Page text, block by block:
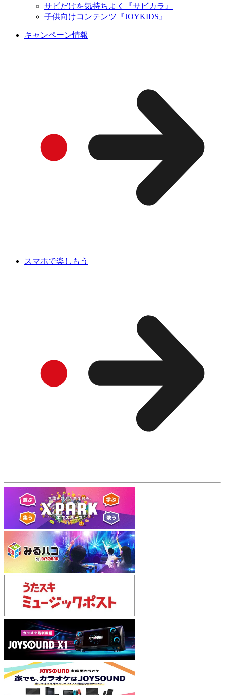
サビだけを気持ちよく『サビカラ』
子供向けコンテンツ『JOYKIDS』
キャンペーン情報
スマホで楽しもう